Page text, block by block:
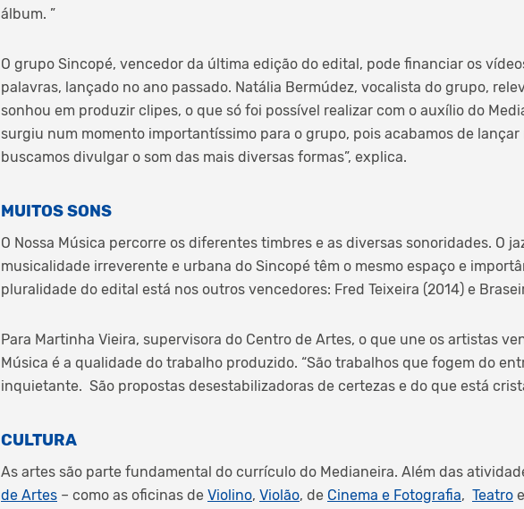
álbum. ”
O grupo Sincopé, vencedor da última edição do edital, pode financiar os
palavras, lançado no ano passado. Natália Bermúdez, vocalista do grupo,
sonhou em produzir clipes, o que só foi possível realizar com o auxílio do
surgiu num momento importantíssimo para o grupo, pois acabamos de lançar
buscamos divulgar o som das mais diversas formas”, explica.
MUITOS SONS
O Nossa Música percorre os diferentes timbres e as diversas sonoridades. O
musicalidade irreverente e urbana do Sincopé têm o mesmo espaço e
pluralidade do edital está nos outros vencedores: Fred Teixeira (2014) e
Para Martinha Vieira, supervisora do Centro de Artes, o que une os artistas
Música é a qualidade do trabalho produzido. “São trabalhos que fogem do
inquietante. São propostas desestabilizadoras de certezas e do que está
CULTURA
As artes são parte fundamental do currículo do Medianeira. Além das
de Artes – como as oficinas de Violino, Violão, de Cinema e Fotografia, Teatro e